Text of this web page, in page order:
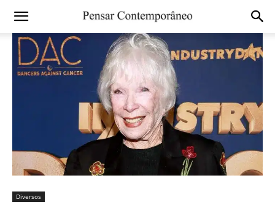
Diversos